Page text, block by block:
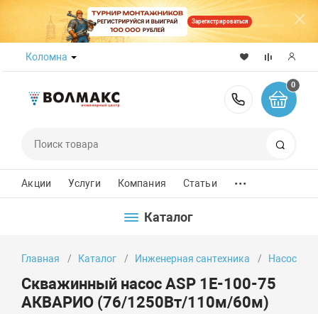
Зарегистрироваться
Коломна
8 (800)
0
Акции Услуги Компания Статьи ...
Каталог
Главная Каталог Инженерная сантехника Насосы
Скважинный насос ASP 1E-100-75
АКВАРИО (76/1250Вт/110м/60м)